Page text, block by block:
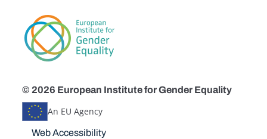
© 2026 European Institute for Gender Equality
An EU Agency
Disclaimers
Web Accessibility